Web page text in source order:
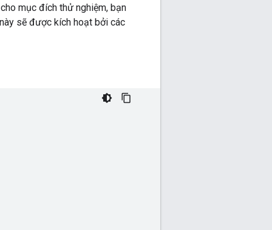
mục đích thử nghiệm, bạn
sẽ được kích hoạt bởi các